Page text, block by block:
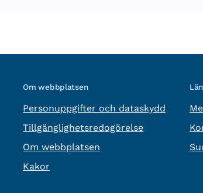
Om webbplatsen
Personuppgifter och dataskydd
Tillgänglighetsredogörelse
Om webbplatsen
Kakor